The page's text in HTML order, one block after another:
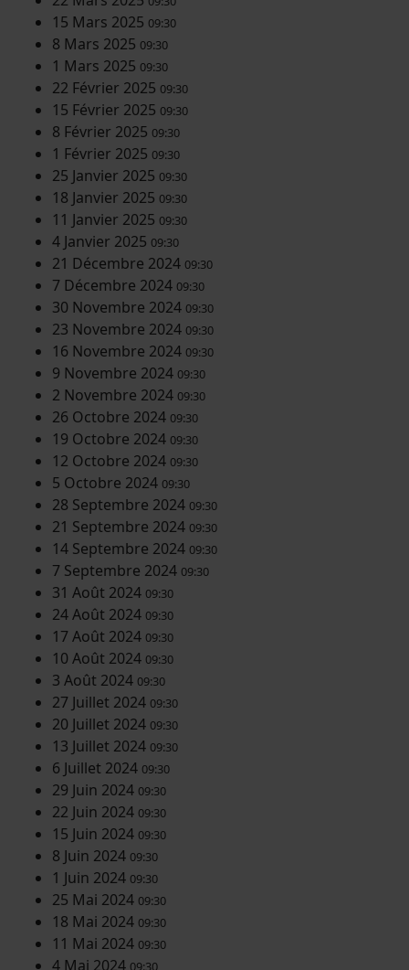
15 Mars 2025 09:30
8 Mars 2025 09:30
1 Mars 2025 09:30
22 Février 2025 09:30
15 Février 2025 09:30
8 Février 2025 09:30
1 Février 2025 09:30
25 Janvier 2025 09:30
18 Janvier 2025 09:30
11 Janvier 2025 09:30
4 Janvier 2025 09:30
21 Décembre 2024 09:30
7 Décembre 2024 09:30
30 Novembre 2024 09:30
23 Novembre 2024 09:30
16 Novembre 2024 09:30
9 Novembre 2024 09:30
2 Novembre 2024 09:30
26 Octobre 2024 09:30
19 Octobre 2024 09:30
12 Octobre 2024 09:30
5 Octobre 2024 09:30
28 Septembre 2024 09:30
21 Septembre 2024 09:30
14 Septembre 2024 09:30
7 Septembre 2024 09:30
31 Août 2024 09:30
24 Août 2024 09:30
17 Août 2024 09:30
10 Août 2024 09:30
3 Août 2024 09:30
27 Juillet 2024 09:30
20 Juillet 2024 09:30
13 Juillet 2024 09:30
6 Juillet 2024 09:30
29 Juin 2024 09:30
22 Juin 2024 09:30
15 Juin 2024 09:30
8 Juin 2024 09:30
1 Juin 2024 09:30
25 Mai 2024 09:30
18 Mai 2024 09:30
11 Mai 2024 09:30
4 Mai 2024 09:30